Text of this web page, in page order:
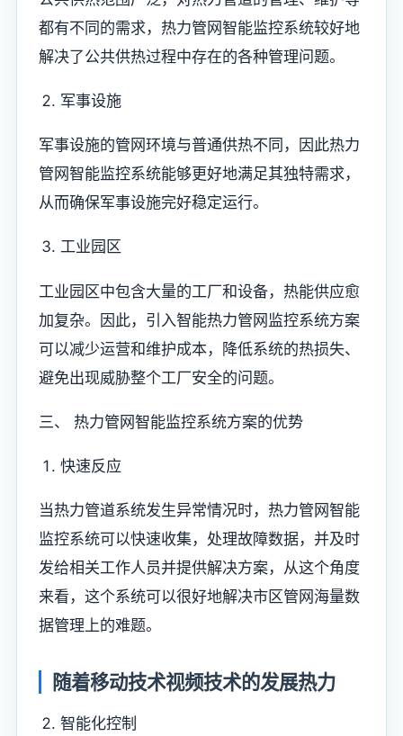
都有不同的需求，热力管网智能监控系统较好地
解决了公共供热过程中存在的各种管理问题。
军事设施
军事设施的管网环境与普通供热不同，因此热力
管网智能监控系统能够更好地满足其独特需求，
从而确保军事设施完好稳定运行。
工业园区
工业园区中包含大量的工厂和设备，热能供应愈
加复杂。因此，引入智能热力管网监控系统方案
可以减少运营和维护成本，降低系统的热损失、
避免出现威胁整个工厂安全的问题。
三、 热力管网智能监控系统方案的优势
快速反应
当热力管道系统发生异常情况时，热力管网智能
监控系统可以快速收集，处理故障数据，并及时
发给相关工作人员并提供解决方案，从这个角度
来看，这个系统可以很好地解决市区管网海量数
据管理上的难题。
随着移动技术视频技术的发展热力
智能化控制